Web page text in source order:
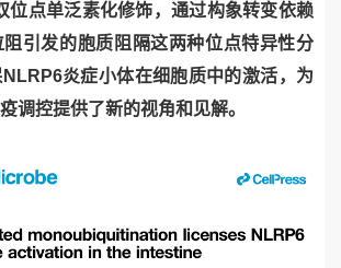
位点单泛素化修饰，通过构象转变依赖
引发的胞质阻隔这两种位点特异性分
NLRP6炎症小体在细胞质中的激活，为
调控提供了新的视角和见解。